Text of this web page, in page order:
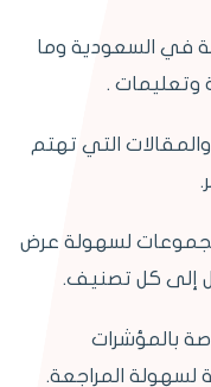
في السعودية وما
وتعليمات .
التي تهتم
لسهولة عرض
إلى كل تصنيف.
بالمؤشرات
المراجعة.